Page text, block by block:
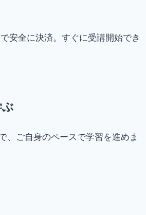
安全に決済。すぐに受講開始でき
、ご自身のペースで学習を進めま